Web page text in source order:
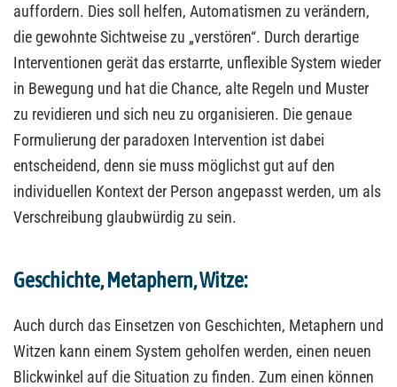
auffordern. Dies soll helfen, Automatismen zu verändern,
die gewohnte Sichtweise zu „verstören“. Durch derartige
Interventionen gerät das erstarrte, unflexible System wieder
in Bewegung und hat die Chance, alte Regeln und Muster
zu revidieren und sich neu zu organisieren. Die genaue
Formulierung der paradoxen Intervention ist dabei
entscheidend, denn sie muss möglichst gut auf den
individuellen Kontext der Person angepasst werden, um als
Verschreibung glaubwürdig zu sein.
Geschichte, Metaphern, Witze:
Auch durch das Einsetzen von Geschichten, Metaphern und
Witzen kann einem System geholfen werden, einen neuen
Blickwinkel auf die Situation zu finden. Zum einen können